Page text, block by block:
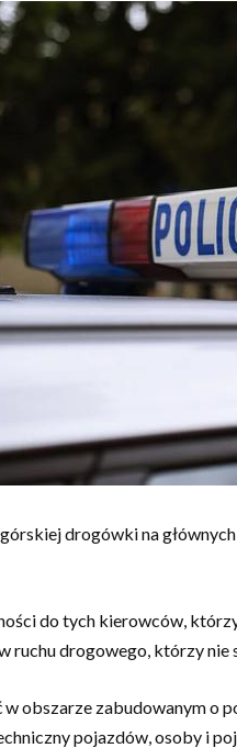
drogówki na
do tych kierowców,
ruchu drogowego, którzy
obszarze zabudowanym o
pojazdów, osoby i